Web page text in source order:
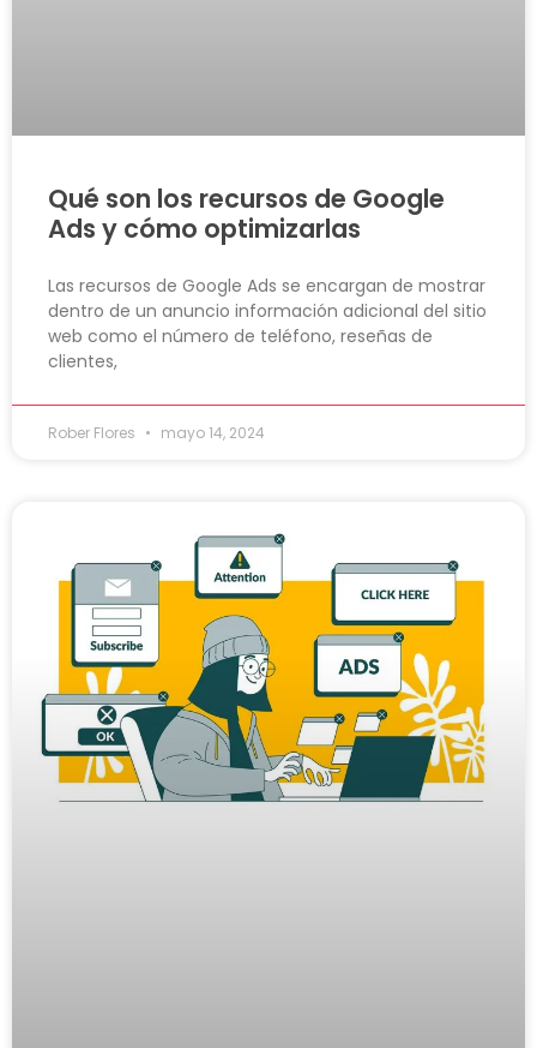
Qué son los recursos de Google
Ads y cómo optimizarlas
Las recursos de Google Ads se encargan de mostrar
dentro de un anuncio información adicional del sitio
web como el número de teléfono, reseñas de
clientes,
Rober Flores mayo 14, 2024